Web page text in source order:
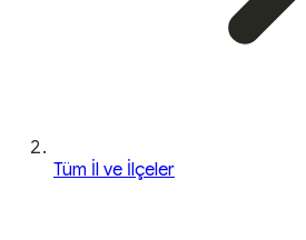
Tüm İl ve İlçeler